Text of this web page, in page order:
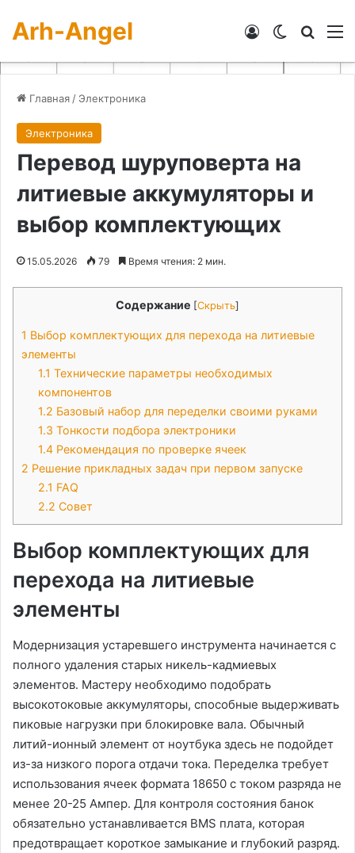
Arh-Angel Switch skin
Войти
Главная / Электроника
Электроника
Перевод шуруповерта на
литиевые аккумуляторы и
выбор комплектующих
15.05.2026 79 Время чтения: 2 мин.
Содержание [Скрыть]
1 Выбор комплектующих для перехода на литиевые
элементы
1.1 Технические параметры необходимых
компонентов
1.2 Базовый набор для переделки своими руками
1.3 Тонкости подбора электроники
1.4 Рекомендация по проверке ячеек
2 Решение прикладных задач при первом запуске
2.1 FAQ
2.2 Совет
Выбор комплектующих для
перехода на литиевые
элементы
Модернизация устаревшего инструмента начинается с
полного удаления старых никель-кадмиевых
элементов․ Мастеру необходимо подобрать
высокотоковые аккумуляторы, способные выдерживать
пиковые нагрузки при блокировке вала․ Обычный
литий-ионный элемент от ноутбука здесь не подойдет
из-за низкого порога отдачи тока․ Переделка требует
использования ячеек формата 18650 с током разряда не
менее 20-25 Ампер․ Для контроля состояния банок
обязательно устанавливается BMS плата, которая
предотвращает короткое замыкание и глубокий разряд․